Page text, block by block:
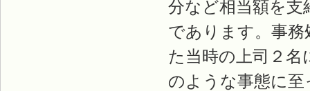
分など相当額を
であります。事
た当時の上司２
のような事態に